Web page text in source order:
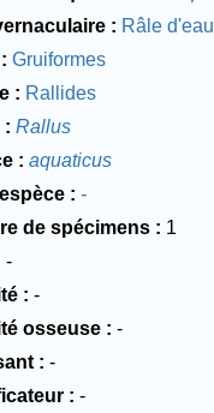
Râle d'eau
Gruiformes
Rallides
Rallus
aquaticus
-
de spécimens
1
-
-
osseuse
-
-
-